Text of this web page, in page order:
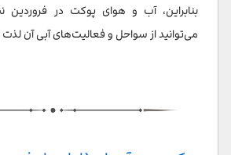
بنابراین، آب و هوای پوکت در
می‌توانید از سواحل و فعالیت‌های آبی آن لذت